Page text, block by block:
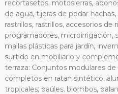
recortasetos, motosierras,
de agua, tijeras de podar
rastrillos, rastrillos, accesorios de
programadores, microirrigación,
mallas plásticas para jardín,
surtido en mobiliario y
terraza: Conjuntos modulares
completos en ratan sintético,
tropicales; baúles, biombos,